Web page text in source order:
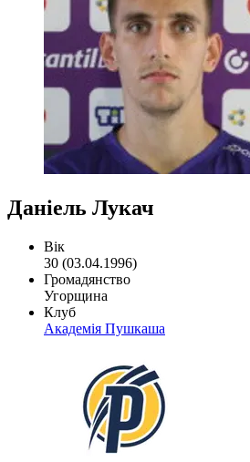
Даніель Лукач
Вік
30 (03.04.1996)
Громадянство
Угорщина
Клуб
Академія Пушкаша